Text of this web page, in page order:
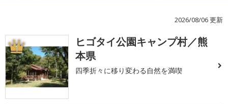
2026/08/06 更新
1
ヒゴタイ公園キャンプ村／熊
本県
四季折々に移り変わる自然を満喫